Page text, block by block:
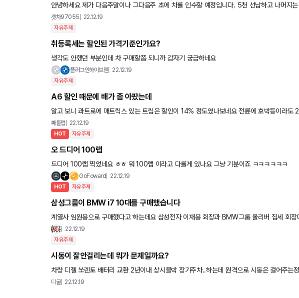
안녕하세요 제가 다음주말이나 그다음주 초에 차를 인수할 예정입니다. 5천 선납하고 나머지는 저금리할부로 하기로 할것 같아요 그런
데 5천선납할때 카드일시불? 이런걸로 해서 캐시백을 받는게 유리할것
겟차97055 22.12.19
자유주제
취등록세는 할인된 가격기준인가요?
생각도 안했던 부분인데 차 구매할쯤 되니까 갑자기 궁금하네요
플러그인하이브릳 22.12.19
자유주제
A6 할인 때문에 배가 좀 아팠는데
알고 보니 콰트로에 매트릭스 있는 트림은 할인이 14% 정도였나보네요 전륜에 호박등이라도 26-7% 할인은 다시 안올 기회 같은데
째둘럽 22.12.19
HOT 자유주제
오 드디어 100랩
드디어 100랩 찍었네요 ㅎㅎ 뭐 100랩 이라고 다를게 있나요 그냥 기분이죠 ㅋㅋㅋㅋㅋㅋ
GoFoward 22.12.19
HOT 자유주제
삼성그룹이 BMW i7 10대를 구매했습니다
계열사 임원용으로 구매했다고 하는데요 삼성전자 이재용 회장과 BMW그룹 올리버 집세 회장이 직접 만나서 출고
22.12.19
자유주제
시동이 잘안걸리는데 뭐가 문제일까요?
차량 디젤 쏘렌토 배터리 교환 2년이내 상시블박 장기주차..하는데 원격으로 시동은 걸어주는정도..? 입니다 배터리 방전시 시동은 디
디굴 22.12.19